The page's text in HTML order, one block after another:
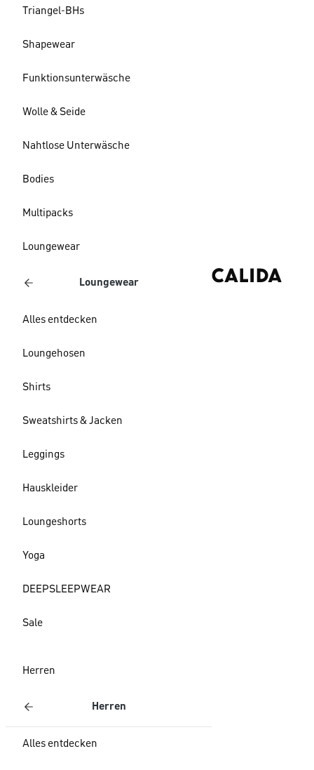
Triangel-BHs
Shapewear
Funktionsunterwäsche
Wolle & Seide
Nahtlose Unterwäsche
Bodies
Multipacks
Loungewear
Loungewear
Alles entdecken
Loungehosen
Shirts
Sweatshirts & Jacken
Leggings
Hauskleider
Loungeshorts
Yoga
DEEPSLEEPWEAR
Sale
Herren
Herren
Alles entdecken